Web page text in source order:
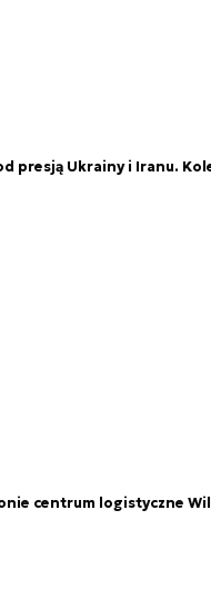
presją Ukrainy i Iranu.
centrum logistyczne